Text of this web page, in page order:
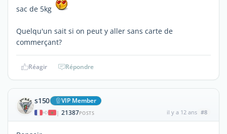
sac de 5kg
Quelqu'un sait si on peut y aller sans carte de
commerçant?
Réagir Répondre
s150 VIP Member
| 21387POSTS il y a 12 ans #8